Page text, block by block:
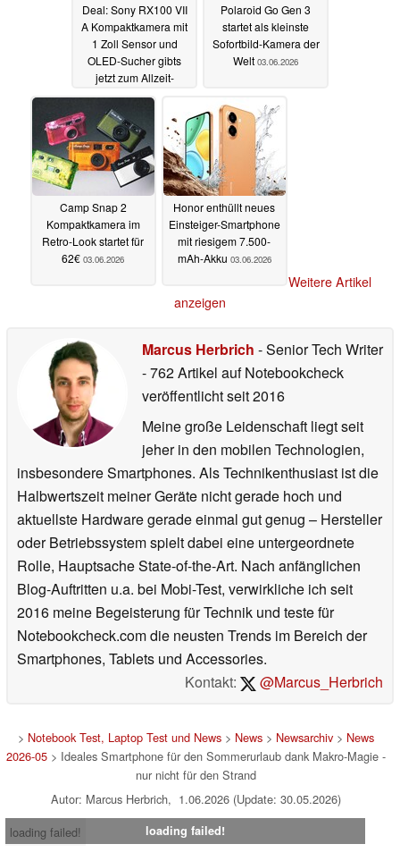
Deal: Sony RX100 VII
A Kompaktkamera mit
1 Zoll Sensor und
OLED-Sucher gibts
jetzt zum Allzeit-
Bestpreis04.06.2026
Polaroid Go Gen 3
startet als kleinste
Sofortbild-Kamera der
Welt 03.06.2026
Camp Snap 2
Kompaktkamera im
Retro-Look startet für
62€ 03.06.2026
Honor enthüllt neues
Einsteiger-Smartphone
mit riesigem 7.500-
mAh-Akku 03.06.2026
Weitere Artikel
anzeigen
Marcus Herbrich - Senior Tech Writer
- 762 Artikel auf Notebookcheck
veröffentlichtseit 2016
Meine große Leidenschaft liegt seit
jeher in den mobilen Technologien,
insbesondere Smartphones. Als Technikenthusiast ist die
Halbwertszeit meiner Geräte nicht gerade hoch und
aktuellste Hardware gerade einmal gut genug – Hersteller
oder Betriebssystem spielt dabei eine untergeordnete
Rolle, Hauptsache State-of-the-Art. Nach anfänglichen
Blog-Auftritten u.a. bei Mobi-Test, verwirkliche ich seit
2016 meine Begeisterung für Technik und teste für
Notebookcheck.com die neusten Trends im Bereich der
Smartphones, Tablets und Accessories.
Kontakt:
@Marcus_Herbrich
> Notebook Test, Laptop Test und News> News> Newsarchiv> News
2026-05> Ideales Smartphone für den Sommerurlaub dank Makro-Magie -
nur nicht für den Strand
Autor: Marcus Herbrich, 1.06.2026 (Update: 30.05.2026)
loading failed!
loading failed!